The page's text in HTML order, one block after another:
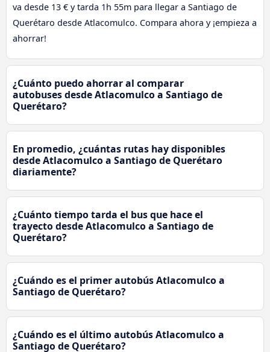
va desde 13 € y tarda 1h 55m para llegar a Santiago de
Querétaro desde Atlacomulco. Compara ahora y ¡empieza a
ahorrar!
¿Cuánto puedo ahorrar al comparar
autobuses desde Atlacomulco a Santiago de
Querétaro?
En promedio, ¿cuántas rutas hay disponibles
desde Atlacomulco a Santiago de Querétaro
diariamente?
¿Cuánto tiempo tarda el bus que hace el
trayecto desde Atlacomulco a Santiago de
Querétaro?
¿Cuándo es el primer autobús Atlacomulco a
Santiago de Querétaro?
¿Cuándo es el último autobús Atlacomulco a
Santiago de Querétaro?